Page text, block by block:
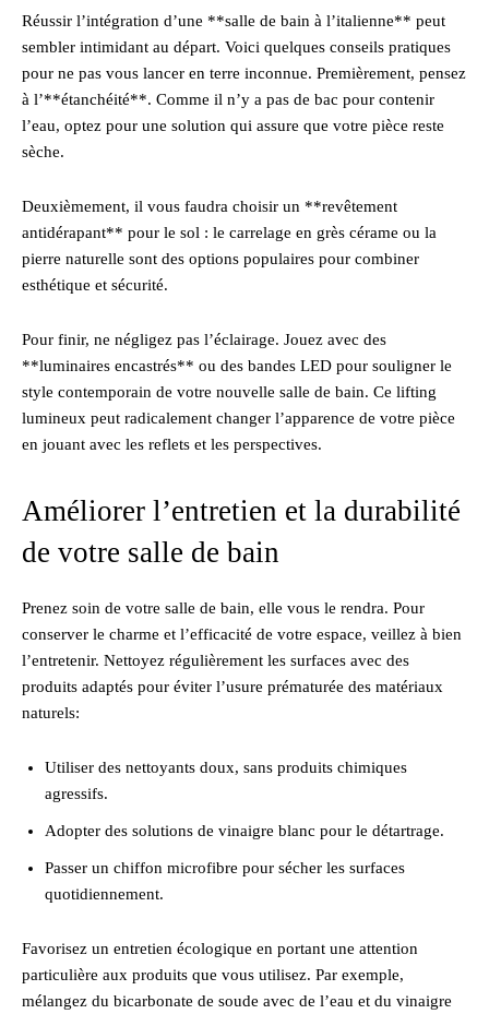
Réussir l’intégration d’une **salle de bain à l’italienne** peut
sembler intimidant au départ. Voici quelques conseils pratiques
pour ne pas vous lancer en terre inconnue. Premièrement, pensez
à l’**étanchéité**. Comme il n’y a pas de bac pour contenir
l’eau, optez pour une solution qui assure que votre pièce reste
sèche.
Deuxièmement, il vous faudra choisir un **revêtement
antidérapant** pour le sol : le carrelage en grès cérame ou la
pierre naturelle sont des options populaires pour combiner
esthétique et sécurité.
Pour finir, ne négligez pas l’éclairage. Jouez avec des
**luminaires encastrés** ou des bandes LED pour souligner le
style contemporain de votre nouvelle salle de bain. Ce lifting
lumineux peut radicalement changer l’apparence de votre pièce
en jouant avec les reflets et les perspectives.
Améliorer l’entretien et la durabilité
de votre salle de bain
Prenez soin de votre salle de bain, elle vous le rendra. Pour
conserver le charme et l’efficacité de votre espace, veillez à bien
l’entretenir. Nettoyez régulièrement les surfaces avec des
produits adaptés pour éviter l’usure prématurée des matériaux
naturels:
Utiliser des nettoyants doux, sans produits chimiques
agressifs.
Adopter des solutions de vinaigre blanc pour le détartrage.
Passer un chiffon microfibre pour sécher les surfaces
quotidiennement.
Favorisez un entretien écologique en portant une attention
particulière aux produits que vous utilisez. Par exemple,
mélangez du bicarbonate de soude avec de l’eau et du vinaigre